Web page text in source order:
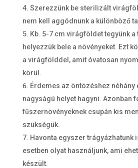
Szerezzünk be sterilizált
nem kell aggódnunk a különböző
Kb. 5-7 cm virágföldet tegyünk a
helyezzük bele a növényeket. Ezt
a virágfölddel, amit óvatosan
körül.
Érdemes az öntözéshez néhány
nagyságú helyet hagyni. Azonban
fűszernövényeknek csupán kis
szükségük.
Havonta egyszer trágyázhatunk
esetben olyat használjunk, ami
készült.